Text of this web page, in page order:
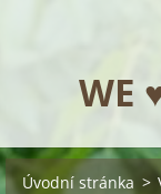
WE
Úvodní stránka >